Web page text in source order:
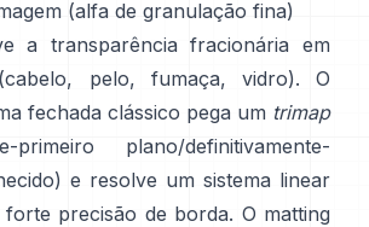
(alfa de granulação fina)
a transparência fracionária em
pelo, fumaça, vidro). O
fechada clássico pega um trimap
primeiro plano/definitivamente-
e resolve um sistema linear
precisão de borda. O matting